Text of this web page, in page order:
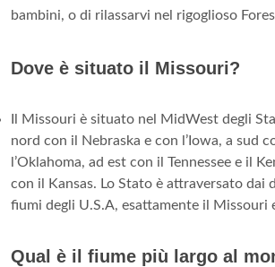
bambini, o di rilassarvi nel rigoglioso
Dove è situato il Missouri?
Il Missouri è situato nel MidWest degli
nord con il Nebraska e con l’Iowa, a sud
l’Oklahoma, ad est con il Tennessee e il
con il Kansas. Lo Stato è attraversato dai
fiumi degli U.S.A, esattamente il Missouri
Qual è il fiume più largo al